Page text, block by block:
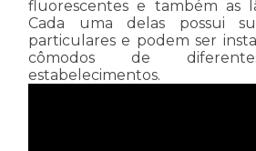
fluorescentes e também as
Cada uma delas possui
particulares e podem ser
cômodos de
estabelecimentos.